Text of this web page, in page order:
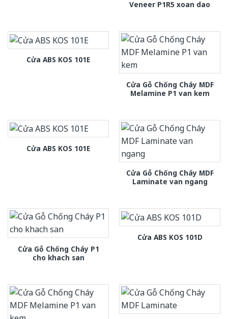
Veneer P1R5 xoan dao
Cửa ABS KOS 101E
Cửa Gỗ Chống Cháy MDF
Melamine P1 van kem
Cửa ABS KOS 101E
Cửa Gỗ Chống Cháy MDF
Laminate van ngang
Cửa Gỗ Chống Cháy P1
cho khach san
Cửa ABS KOS 101D